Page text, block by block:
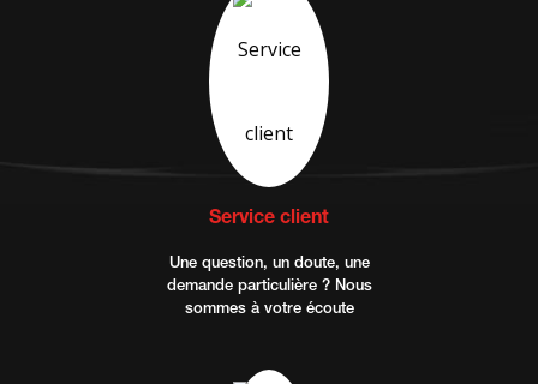
Service client
Une question, un doute, une
demande particulière ? Nous
sommes à votre écoute